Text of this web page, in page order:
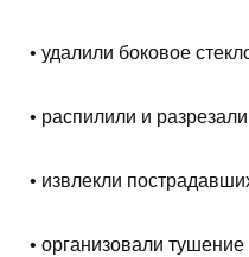
• удалили боковое
• распилили и
• извлекли
• организовали